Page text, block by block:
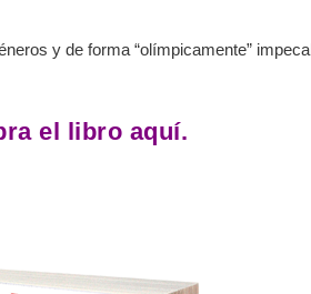
y de forma “olímpicamente”
el libro aquí.